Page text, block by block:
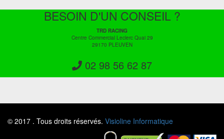
BESOIN D'UN CONSEIL ?
TRD RACING
Centre Commercial Leclerc Quai 29
29170 PLEUVEN
02 98 56 62 87
© 2017 . Tous droits réservés. Visioline Informatique